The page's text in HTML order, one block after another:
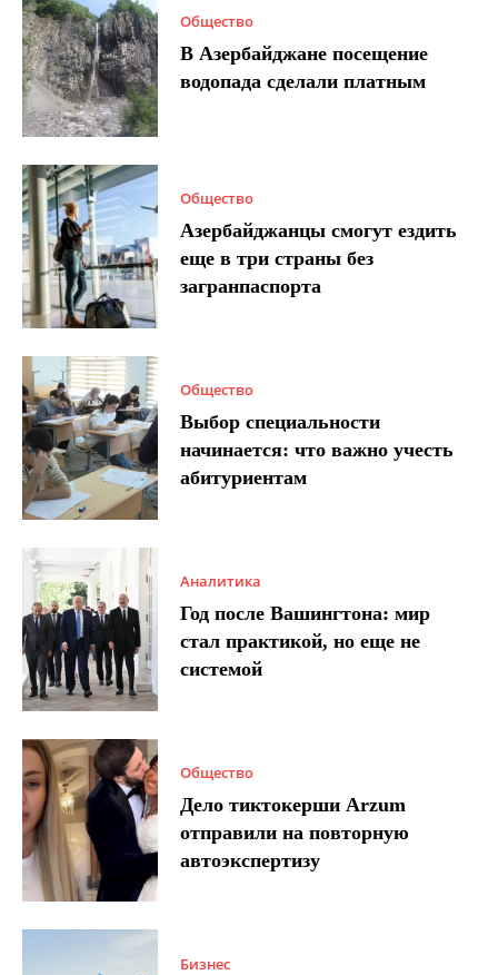
Общество
В Азербайджане посещение
водопада сделали платным
Общество
Азербайджанцы смогут ездить
еще в три страны без
загранпаспорта
Общество
Выбор специальности
начинается: что важно учесть
абитуриентам
Аналитика
Год после Вашингтона: мир
стал практикой, но еще не
системой
Общество
Дело тиктокерши Arzum
отправили на повторную
автоэкспертизу
Бизнес